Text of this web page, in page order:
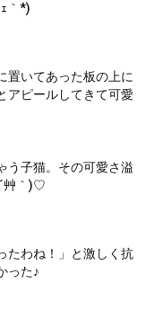
｀*)
置いてあった板の上に
アピールしてきて可愛
う子猫。その可愛さ溢
艸｀)♡
たわね！」と激しく抗
った♪